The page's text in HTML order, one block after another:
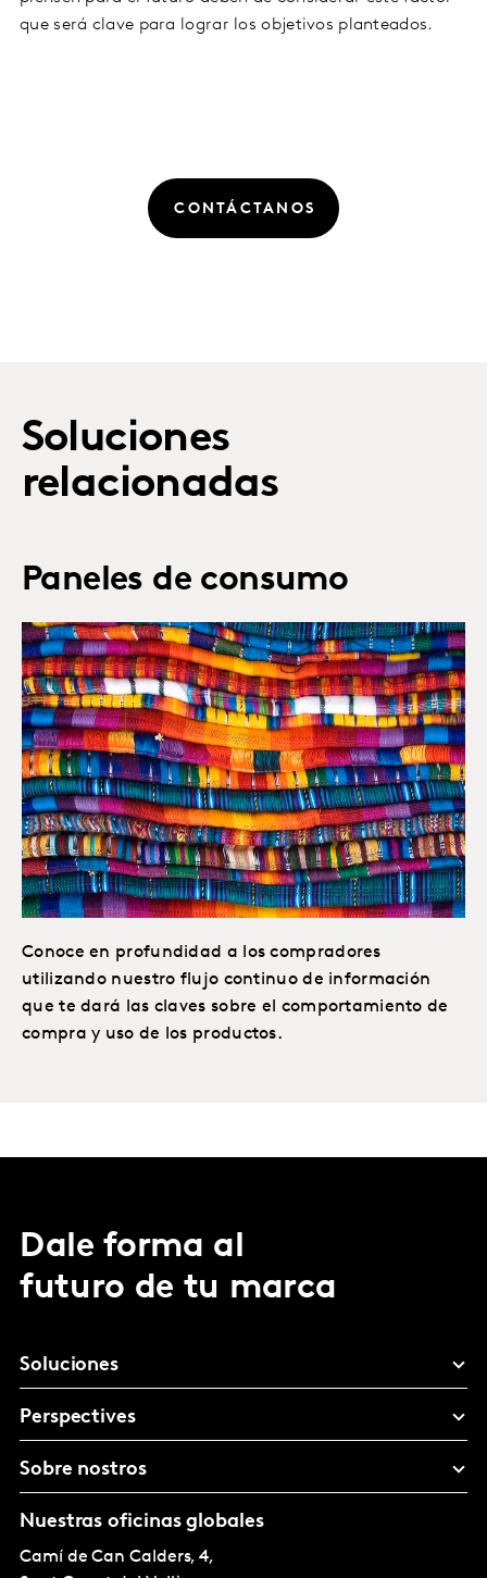
que será clave para lograr los objetivos planteados.
CONTÁCTANOS
Soluciones
relacionadas
Paneles de consumo
Conoce en profundidad a los compradores
utilizando nuestro flujo continuo de información
que te dará las claves sobre el comportamiento de
compra y uso de los productos.
Dale forma al
futuro de tu marca
Soluciones
Perspectives
Sobre nostros
Nuestras oficinas globales
Camí de Can Calders, 4,